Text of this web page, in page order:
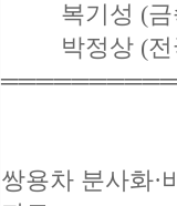
복기성 (금속
박정상 (전국
쌍용차 분사화·